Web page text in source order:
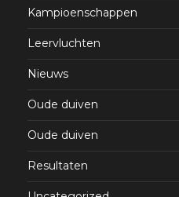
Kampioenschappen
Leervluchten
Nieuws
Oude duiven
Oude duiven
Resultaten